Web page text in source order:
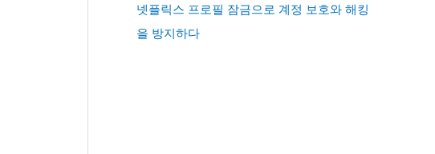
넷플릭스 프로필 잠금으로 계정 보호와 해킹
을 방지하다